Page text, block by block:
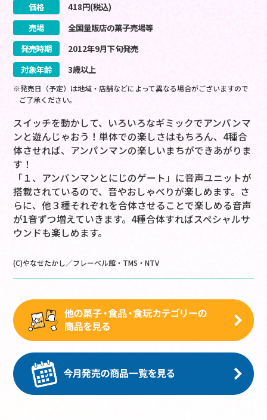
価格 418円(税込)
売場
全国量販店の菓子売場等
発売時期
2012年9月下旬発売
対象年齢
3歳以上
※発売日（予定）は地域・店舗などによって異なる場合がございますので
ご了承ください。
スイッチを動かして、いろいろなギミックでアンパンマ
ンと遊んじゃおう！単体での楽しさはもちろん、4種合
体させれば、アンパンマンの楽しいまちができあがりま
す！
「１、アンパンマンとにじのゲート」に音声ユニットが
搭載されているので、音やおしゃべりが楽しめます。さ
らに、他３種それぞれを合体させることで楽しめる音声
が1音ずつ増えていきます。4種合体すればスペシャルサ
ウンドも楽しめます。
(C)やなせたかし／フレーベル館・TMS・NTV